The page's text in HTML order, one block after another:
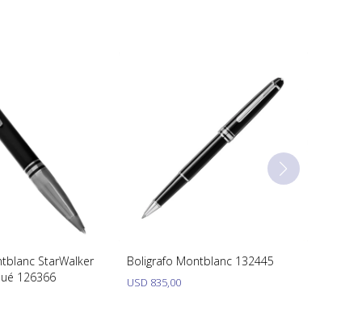
StarWalker
126366
Boligrafo Montblanc 132445
USD 835,00